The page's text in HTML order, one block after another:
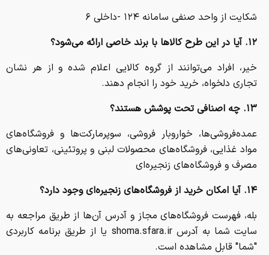
شکایت از واحد صنفی سامانه ۱۲۴ -داخلی ۶
۱۲. آیا در این طرح کالاها با برند خاصی ارائه می‌شود؟
خیر، افراد می‌توانند از گروه کالایی اعلام شده و از هر نشان
تجاری دلخواه، خرید خود را انجام دهند.
۱۳. چه اصنافی تحت پوشش هستند؟
عمده‌فروشی‌ها، خواروبار فروشی، سوپرمارکت‌ها و فروشگاه‌های
مواد غذایی، فروشگاه‌های محصولات لبنی و پروتئینی، تعاونی‌های
مصرف و فروشگاه‌های زنجیره‌ای
۱۴. آیا امکان خرید از فروشگاه‌های زنجیره‌ای وجود دارد؟
بله، فهرست فروشگاه‌های مجاز و آدرس آن‌ها از طریق مراجعه به
سایت شما به آدرس shoma.sfara.ir یا از طریق برنامه کاربردی
"شما" قابل مشاهده است.